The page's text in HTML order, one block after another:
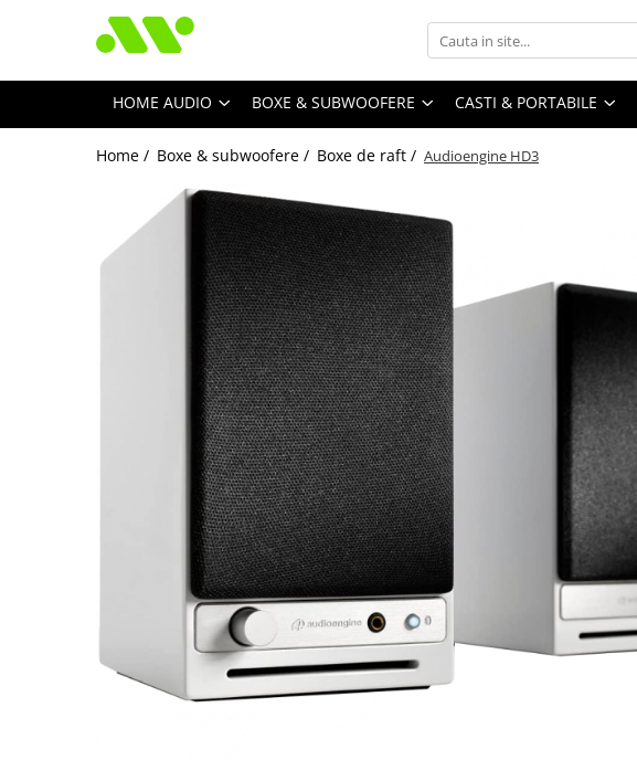
HOME AUDIO BOXE & SUBWOOFERE CASTI & PORTABILE
Home / Boxe & subwoofere / Boxe de raft / Audioengine HD3